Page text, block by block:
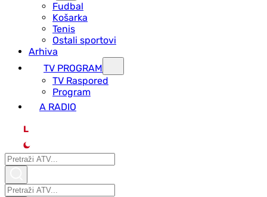
Fudbal
Košarka
Tenis
Ostali sportovi
Arhiva
TV PROGRAM
ТV Raspored
Program
A RADIO
L